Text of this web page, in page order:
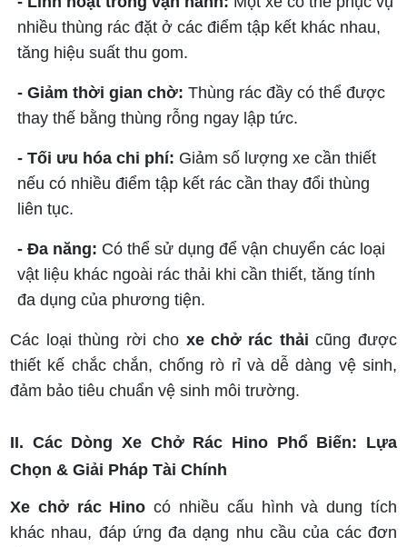
nhiều thùng rác đặt ở các điểm tập kết khác nhau,
tăng hiệu suất thu gom.
- Giảm thời gian chờ: Thùng rác đầy có thể được
thay thế bằng thùng rỗng ngay lập tức.
- Tối ưu hóa chi phí: Giảm số lượng xe cần thiết
nếu có nhiều điểm tập kết rác cần thay đổi thùng
liên tục.
- Đa năng: Có thể sử dụng để vận chuyển các loại
vật liệu khác ngoài rác thải khi cần thiết, tăng tính
đa dụng của phương tiện.
Các loại thùng rời cho xe chở rác thải cũng được
thiết kế chắc chắn, chống rò rỉ và dễ dàng vệ sinh,
đảm bảo tiêu chuẩn vệ sinh môi trường.
II. Các Dòng Xe Chở Rác Hino Phổ Biến: Lựa
Chọn & Giải Pháp Tài Chính
Xe chở rác Hino có nhiều cấu hình và dung tích
khác nhau, đáp ứng đa dạng nhu cầu của các đơn